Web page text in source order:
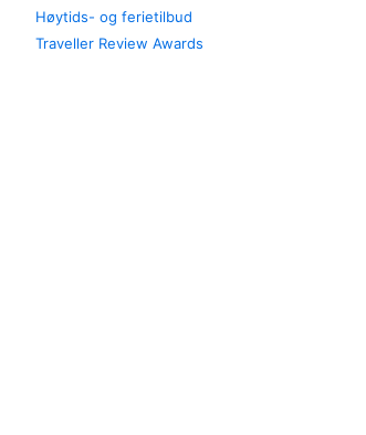
Høytids- og ferietilbud
Traveller Review Awards